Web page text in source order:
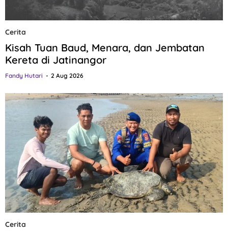
Cerita
Kisah Tuan Baud, Menara, dan Jembatan
Kereta di Jatinangor
Fandy Hutari 2 Aug 2026
Cerita